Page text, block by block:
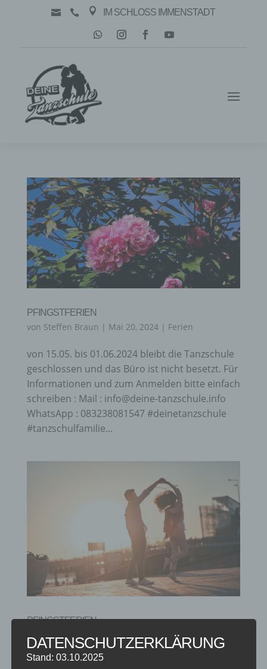
   IM SCHLOSS IMMENSTADT
PFINGSTFERIEN
von Steffen Braun | Mai 20, 2024| Ferien
von 15.05. bis 01.06.2024 bleibt die Tanzschule
geschlossen und das Büro ist nicht besetzt. Für
Informationen und zum Anmelden bitte einfach
schreiben : Mail : info@deine-tanzschule.info
WhatsApp : 083238081547 #deinetanzschule
#tanzschulfamilie...
PFINGSTFERIEN
vonSteffen Braun |Mai 28, 2023 | Ferien , Info
von 28.05. bis 09.06.2023 bleibt die Tanzschule
DATENSCHUTZERKLÄRUNG
Stand: 03.10.2025